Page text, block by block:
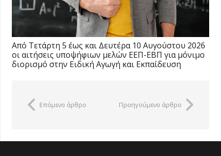
Από Τετάρτη 5 έως και Δευτέρα 10 Αυγούστου 2026
οι αιτήσεις υποψήφιων μελών ΕΕΠ-ΕΒΠ για μόνιμο
διορισμό στην Ειδική Αγωγή και Εκπαίδευση
Επόμενο άρθρο Προηγούμενο άρθρο